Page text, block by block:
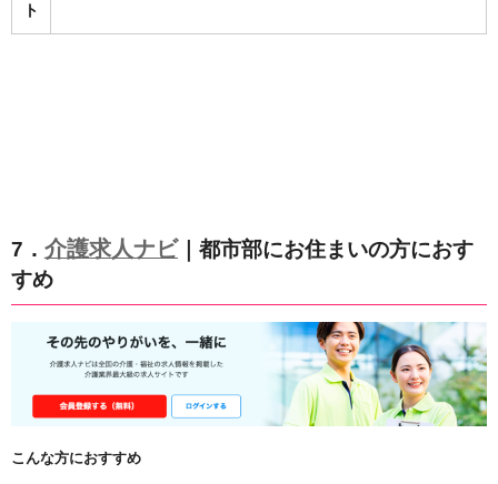
ト
7． 介護求人ナビ｜都市部にお住まいの方におす
すめ
こんな方におすすめ